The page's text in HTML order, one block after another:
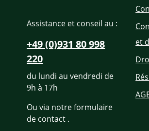
Assistance et conseil au :
+49 (0)931 80 998
220
du lundi au vendredi de
9h à 17h
Ou via notre formulaire
de contact .
et